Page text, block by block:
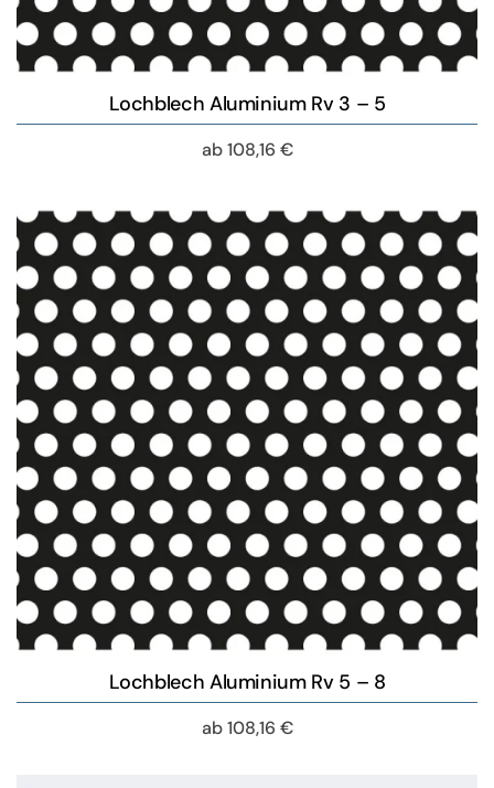
Lochblech Aluminium Rv 3 – 5
ab 108,16 €
Lochblech Aluminium Rv 5 – 8
ab 108,16 €